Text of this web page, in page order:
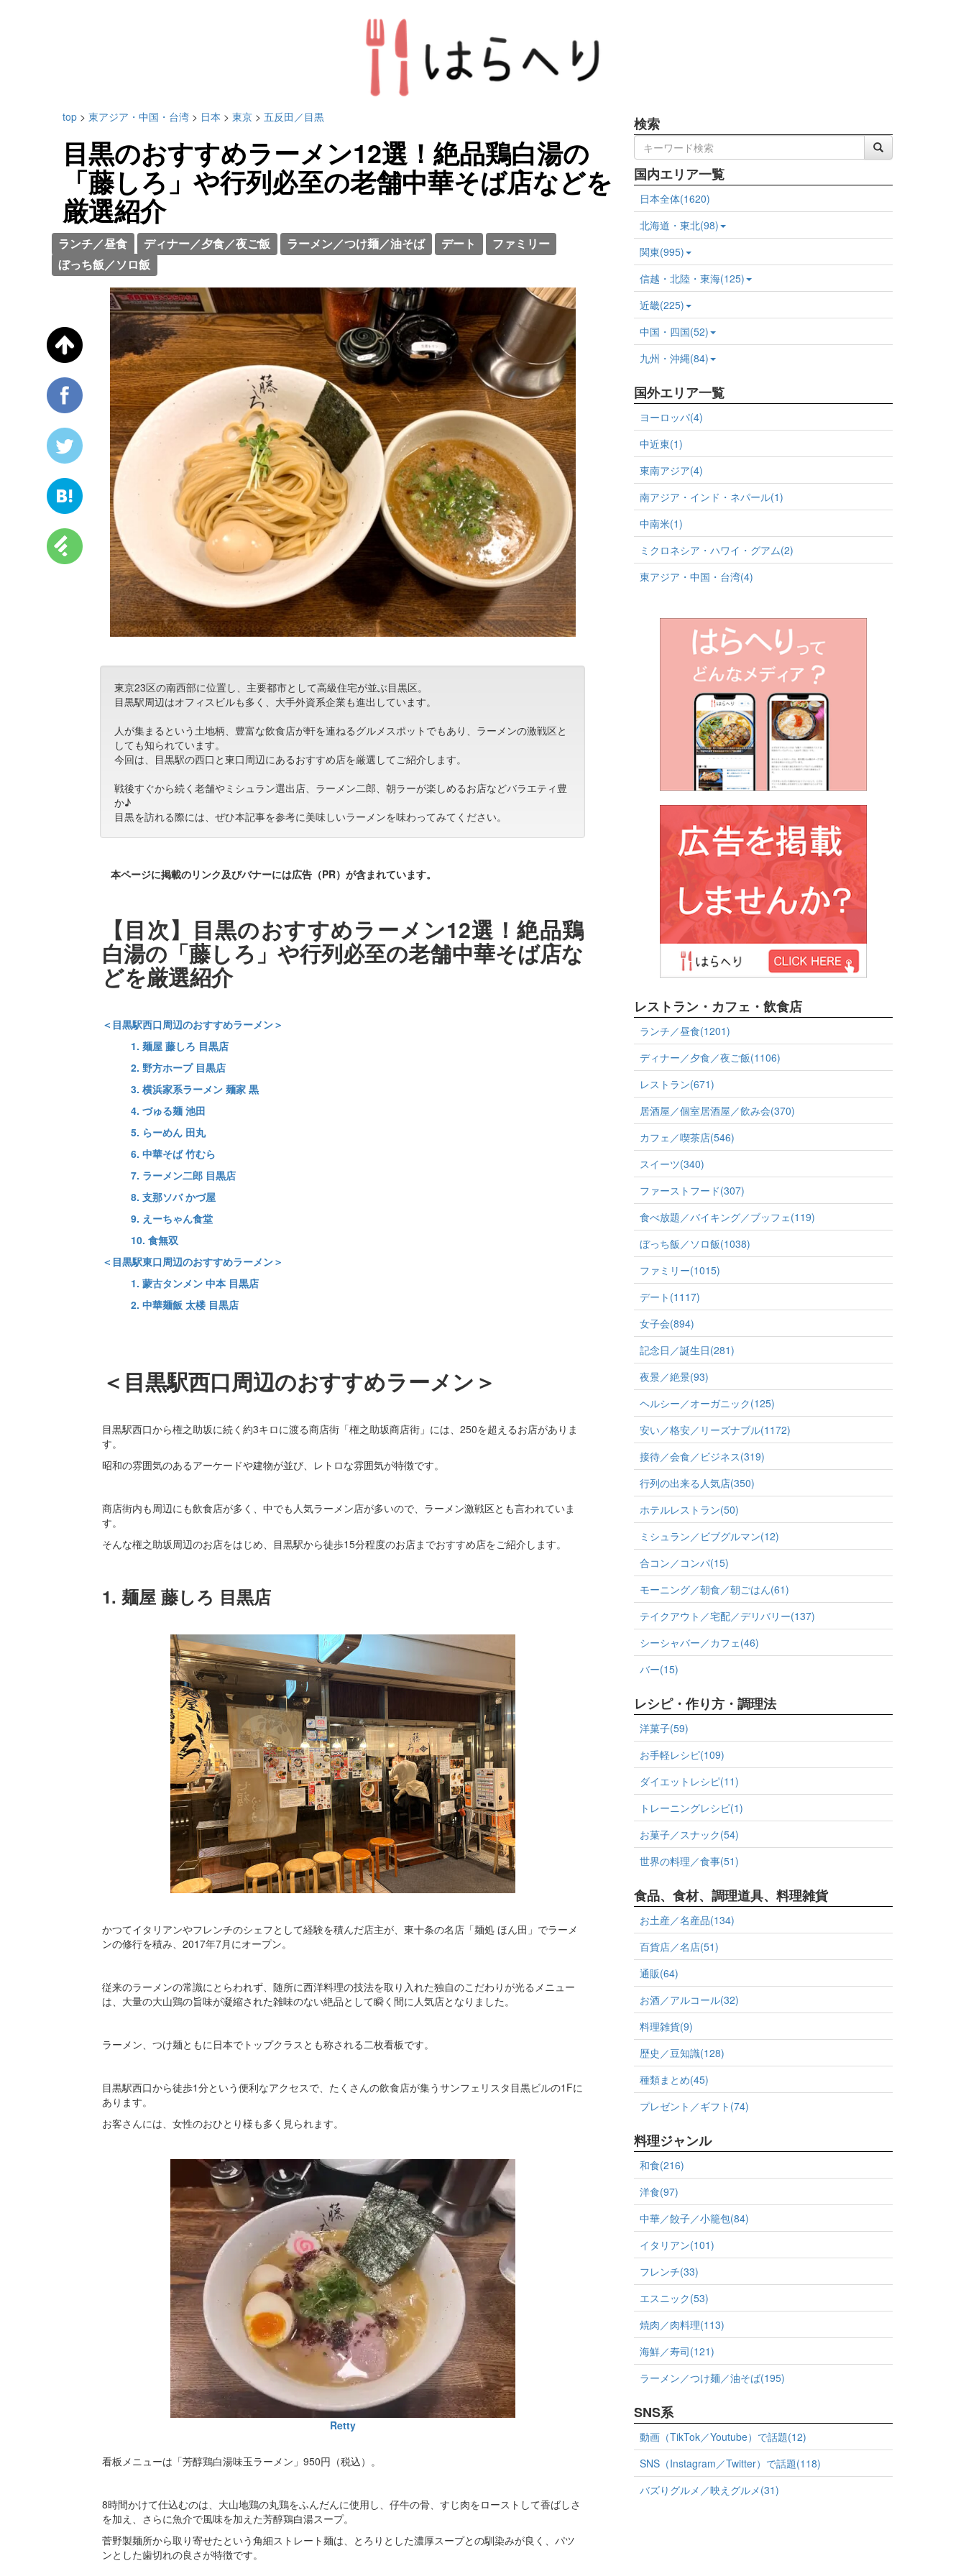
top > 東アジア・中国・台湾 > 日本 > 東京 > 五反田／目黒
目黒のおすすめラーメン12選！絶品鶏白湯の
「藤しろ」や行列必至の老舗中華そば店などを
厳選紹介
ランチ／昼食 ディナー／夕食／夜ご飯 ラーメン／つけ麺／油そば デート
ファミリー
ぼっち飯／ソロ飯
東京23区の南西部に位置し、主要都市として高級住宅が並ぶ目黒区。
目黒駅周辺はオフィスビルも多く、大手外資系企業も進出しています。
人が集まるという土地柄、豊富な飲食店が軒を連ねるグルメスポットでもあり、ラーメンの激戦区と
しても知られています。
今回は、目黒駅の西口と東口周辺にあるおすすめ店を厳選してご紹介します。
戦後すぐから続く老舗やミシュラン選出店、ラーメン二郎、朝ラーが楽しめるお店などバラエティ豊
か♪
目黒を訪れる際には、ぜひ本記事を参考に美味しいラーメンを味わってみてください。
本ページに掲載のリンク及びバナーには広告（PR）が含まれています。
【目次】目黒のおすすめラーメン12選！絶品鶏
白湯の「藤しろ」や行列必至の老舗中華そば店な
どを厳選紹介
＜目黒駅西口周辺のおすすめラーメン＞
1. 麺屋 藤しろ 目黒店
2. 野方ホープ 目黒店
3. 横浜家系ラーメン 麺家 黒
4. づゅる麺 池田
5. らーめん 田丸
6. 中華そば 竹むら
7. ラーメン二郎 目黒店
8. 支那ソバ かづ屋
9. えーちゃん食堂
10. 食無双
＜目黒駅東口周辺のおすすめラーメン＞
1. 蒙古タンメン 中本 目黒店
2. 中華麺飯 太楼 目黒店
＜目黒駅西口周辺のおすすめラーメン＞
目黒駅西口から権之助坂に続く約3キロに渡る商店街「権之助坂商店街」には、250を超えるお店がありま
す。
昭和の雰囲気のあるアーケードや建物が並び、レトロな雰囲気が特徴です。
商店街内も周辺にも飲食店が多く、中でも人気ラーメン店が多いので、ラーメン激戦区とも言われていま
す。
そんな権之助坂周辺のお店をはじめ、目黒駅から徒歩15分程度のお店までおすすめ店をご紹介します。
1. 麺屋 藤しろ 目黒店
かつてイタリアンやフレンチのシェフとして経験を積んだ店主が、東十条の名店「麺処 ほん田」でラーメ
ンの修行を積み、2017年7月にオープン。
従来のラーメンの常識にとらわれず、随所に西洋料理の技法を取り入れた独自のこだわりが光るメニュー
は、大量の大山鶏の旨味が凝縮された雑味のない絶品として瞬く間に人気店となりました。
ラーメン、つけ麺ともに日本でトップクラスとも称される二枚看板です。
目黒駅西口から徒歩1分という便利なアクセスで、たくさんの飲食店が集うサンフェリスタ目黒ビルの1Fに
あります。
お客さんには、女性のおひとり様も多く見られます。
Retty
看板メニューは「芳醇鶏白湯味玉ラーメン」950円（税込）。
8時間かけて仕込むのは、大山地鶏の丸鶏をふんだんに使用し、仔牛の骨、すじ肉をローストして香ばしさ
を加え、さらに魚介で風味を加えた芳醇鶏白湯スープ。
菅野製麺所から取り寄せたという角細ストレート麺は、とろりとした濃厚スープとの馴染みが良く、パツ
ンとした歯切れの良さが特徴です。
検索
国内エリア一覧
日本全体(1620)
北海道・東北(98)
関東(995)
信越・北陸・東海(125)
近畿(225)
中国・四国(52)
九州・沖縄(84)
国外エリア一覧
ヨーロッパ(4)
中近東(1)
東南アジア(4)
南アジア・インド・ネパール(1)
中南米(1)
ミクロネシア・ハワイ・グアム(2)
東アジア・中国・台湾(4)
レストラン・カフェ・飲食店
ランチ／昼食(1201)
ディナー／夕食／夜ご飯(1106)
レストラン(671)
居酒屋／個室居酒屋／飲み会(370)
カフェ／喫茶店(546)
スイーツ(340)
ファーストフード(307)
食べ放題／バイキング／ブッフェ(119)
ぼっち飯／ソロ飯(1038)
ファミリー(1015)
デート(1117)
女子会(894)
記念日／誕生日(281)
夜景／絶景(93)
ヘルシー／オーガニック(125)
安い／格安／リーズナブル(1172)
接待／会食／ビジネス(319)
行列の出来る人気店(350)
ホテルレストラン(50)
ミシュラン／ビブグルマン(12)
合コン／コンパ(15)
モーニング／朝食／朝ごはん(61)
テイクアウト／宅配／デリバリー(137)
シーシャバー／カフェ(46)
バー(15)
レシピ・作り方・調理法
洋菓子(59)
お手軽レシピ(109)
ダイエットレシピ(11)
トレーニングレシピ(1)
お菓子／スナック(54)
世界の料理／食事(51)
食品、食材、調理道具、料理雑貨
お土産／名産品(134)
百貨店／名店(51)
通販(64)
お酒／アルコール(32)
料理雑貨(9)
歴史／豆知識(128)
種類まとめ(45)
プレゼント／ギフト(74)
料理ジャンル
和食(216)
洋食(97)
中華／餃子／小籠包(84)
イタリアン(101)
フレンチ(33)
エスニック(53)
焼肉／肉料理(113)
海鮮／寿司(121)
ラーメン／つけ麺／油そば(195)
SNS系
動画（TikTok／Youtube）で話題(12)
SNS（Instagram／Twitter）で話題(118)
バズりグルメ／映えグルメ(31)